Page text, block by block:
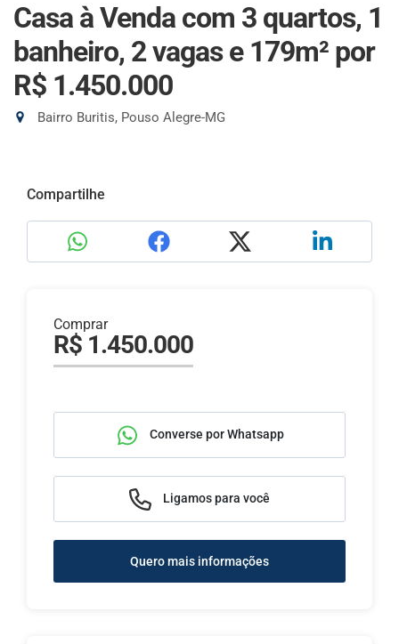
Casa à Venda com 3 quartos, 1
banheiro, 2 vagas e 179m² por
R$ 1.450.000
Bairro Buritis, Pouso Alegre-MG
Compartilhe
Comprar
R$ 1.450.000
Converse por Whatsapp
Ligamos para você
Quero mais informações